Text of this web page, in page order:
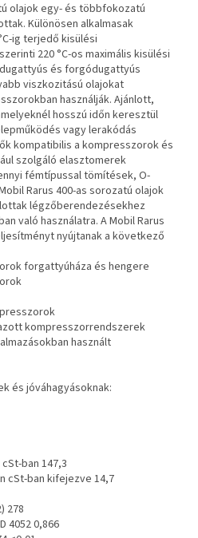
olajok egy- és többfokozatú
Különösen alkalmasak
ig terjedő kisülési
220 °C-os maximális kisülési
és forgódugattyús
viszkozitású olajokat
használják. Ajánlott,
hosszú időn keresztül
vagy lerakódás
kompatibilis a kompresszorok és
szolgáló elasztomerek
fémtípussaltömítések, O-
Rarus 400-as sorozatú olajok
légzőberendezésekhez
való használatra. A Mobil Rarus
nyújtanak a következő
forgattyúháza és hengere
kompresszorrendszerek
használt
és jóváhagyásoknak:
ban 147,3
cSt-ban kifejezve 14,7
278
4052 0,866